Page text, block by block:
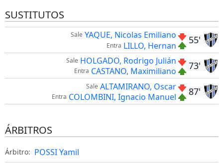
SUSTITUTOS
55'
Sale YAQUE, Nicolas Emiliano
Entra LILLO, Hernan
73'
Sale HOLGADO, Rodrigo Julián
Entra CASTANO, Maximiliano
87'
Sale ALTAMIRANO, Oscar
Entra COLOMBINI, Ignacio Manuel
ÁRBITROS
Árbitro: POSSI Yamil